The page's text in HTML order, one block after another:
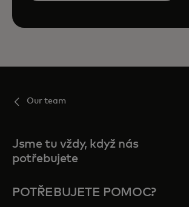
Our team
Jsme tu vždy, když nás
potřebujete
POTŘEBUJETE POMOC?